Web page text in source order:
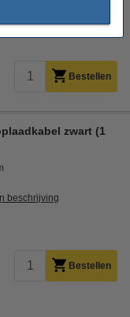
beschrijving
Bestellen
zwart (1
beschrijving
Bestellen